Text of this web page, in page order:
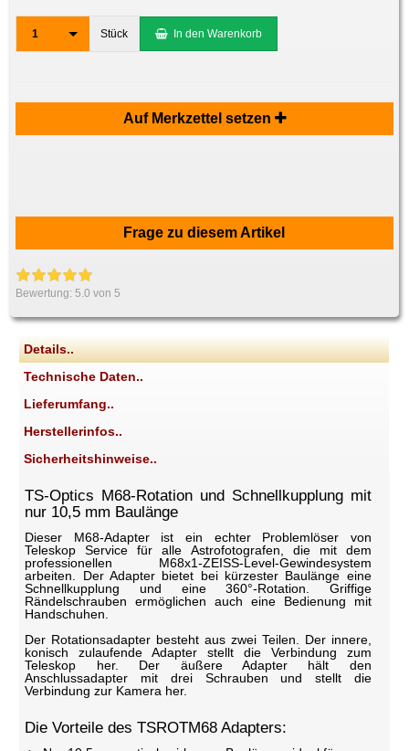
1 Stück In den Warenkorb
Auf Merkzettel setzen
Frage zu diesem Artikel
Bewertung:5.0 von 5
Details..
Technische Daten..
Lieferumfang..
Herstellerinfos..
Sicherheitshinweise..
TS-Optics M68-Rotation und Schnellkupplung mit
nur 10,5 mm Baulänge
Dieser M68-Adapter ist ein echter Problemlöser von
Teleskop Service für alle Astrofotografen, die mit dem
professionellen M68x1-ZEISS-Level-Gewindesystem
arbeiten. Der Adapter bietet bei kürzester Baulänge eine
Schnellkupplung und eine 360°-Rotation. Griffige
Rändelschrauben ermöglichen auch eine Bedienung mit
Handschuhen.
Der Rotationsadapter besteht aus zwei Teilen. Der innere,
konisch zulaufende Adapter stellt die Verbindung zum
Teleskop her. Der äußere Adapter hält den
Anschlussadapter mit drei Schrauben und stellt die
Verbindung zur Kamera her.
Die Vorteile des TSROTM68 Adapters: